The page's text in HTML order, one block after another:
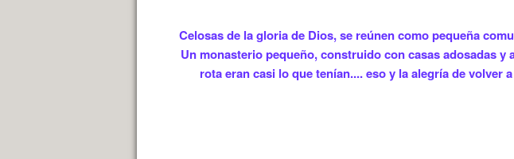
Celosas de la gloria de Dios, se reúnen como pequeña
Un monasterio pequeño, construido con casas adosadas
rota eran casi lo que tenían.... eso y la alegría de